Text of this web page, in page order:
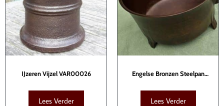
IJzeren Vijzel VAR00026
Lees Verder
Engelse Bronzen Steelpan
Lees Verder